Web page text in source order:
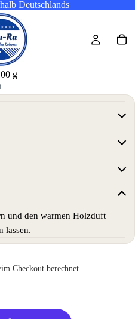
Deutschlands
g
und den warmen Holzduft
lassen.
Checkout berechnet.